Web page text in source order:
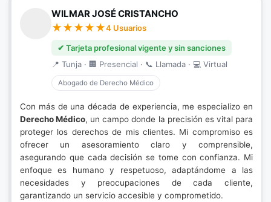
WILMAR JOSÉ CRISTANCHO
4 Usuarios
✔ Tarjeta profesional vigente y sin sanciones
📍 Tunja · 🏢 Presencial · 📞 Llamada · 💻 Virtual
Abogado de Derecho Médico
Con más de una década de experiencia, me especializo en
Derecho Médico, un campo donde la precisión es vital para
proteger los derechos de mis clientes. Mi compromiso es
ofrecer un asesoramiento claro y comprensible,
asegurando que cada decisión se tome con confianza. Mi
enfoque es humano y respetuoso, adaptándome a las
necesidades y preocupaciones de cada cliente,
garantizando un servicio accesible y comprometido.